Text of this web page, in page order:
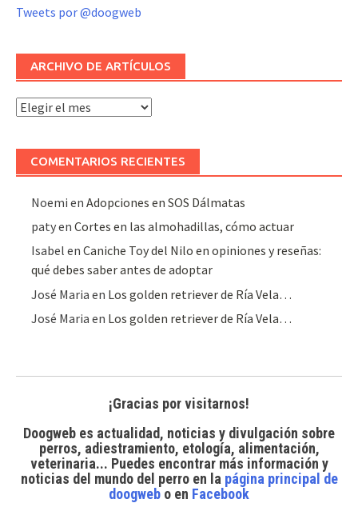
Tweets por @doogweb
ARCHIVO DE ARTÍCULOS
Archivo
COMENTARIOS RECIENTES
Noemi enAdopciones en SOS Dálmatas
patyenCortes en las almohadillas, cómo actuar
Isabel enCaniche Toy del Nilo en opiniones y reseñas:
qué debes saber antes de adoptar
José Maria en Los golden retriever de Ría Vela…
José Maria en Los golden retriever de Ría Vela…
¡Gracias por visitarnos!
Doogweb es actualidad, noticias y divulgación sobre
perros, adiestramiento, etología, alimentación,
veterinaria... Puedes encontrar más información y
noticias del mundo del perroen la página principal de
doogweb o en Facebook